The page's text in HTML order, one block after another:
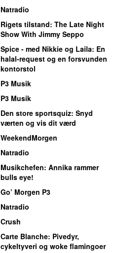
Natradio
Rigets tilstand: The Late Night
Show With Jimmy Seppo
Spice - med Nikkie og Laila: En
halal-request og en forsvunden
kontorstol
P3 Musik
P3 Musik
Den store sportsquiz: Snyd
værten og vis dit værd
WeekendMorgen
Natradio
Musikchefen: Annika rammer
bulls eye!
Go’ Morgen P3
Natradio
Crush
Carte Blanche: Pivedyr,
cykeltyveri og woke flamingoer